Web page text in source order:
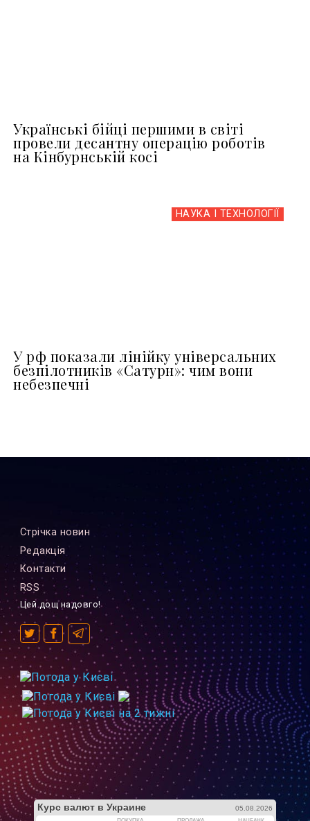
Українські бійці першими в світі
провели десантну операцію роботів
на Кінбурнській косі
НАУКА І ТЕХНОЛОГІЇ
У рф показали лінійку універсальних
безпілотників «Сатурн»: чим вони
небезпечні
Стрiчка новин
Редакцiя
Контакти
RSS
Цей дощ надовго!